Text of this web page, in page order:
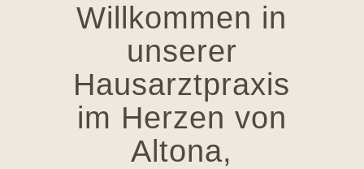
Willkommen in
unserer
Hausarztpraxis
im Herzen von
Altona,